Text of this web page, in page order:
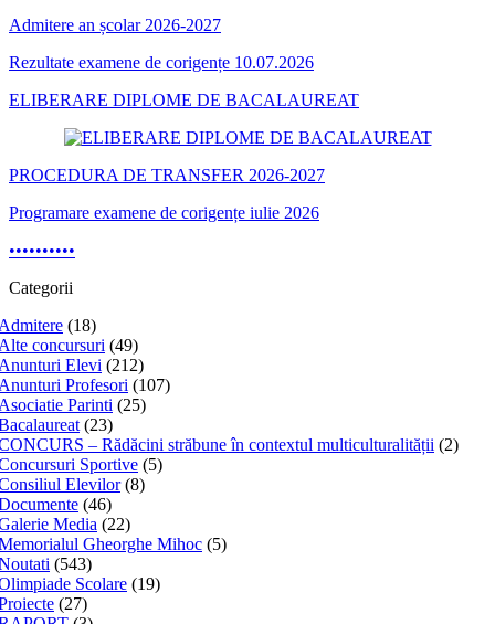
Admitere an școlar 2026-2027
Rezultate examene de corigențe 10.07.2026
ELIBERARE DIPLOME DE BACALAUREAT
PROCEDURA DE TRANSFER 2026-2027
Programare examene de corigențe iulie 2026
••••••••••
Categorii
(18)
concursuri (49)
Elevi (212)
Profesori (107)
Parinti (25)
(23)
– Rădăcini străbune în contextul multiculturalității (2)
Sportive (5)
Elevilor(8)
(46)
Media (22)
Gheorghe Mihoc (5)
(543)
Scolare (19)
(27)